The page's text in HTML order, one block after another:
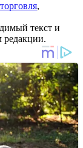
,
текст и
редакции.